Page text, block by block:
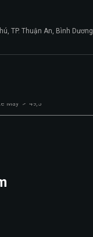
TP. Thuận An, Bình Dương
Máy > 49,5